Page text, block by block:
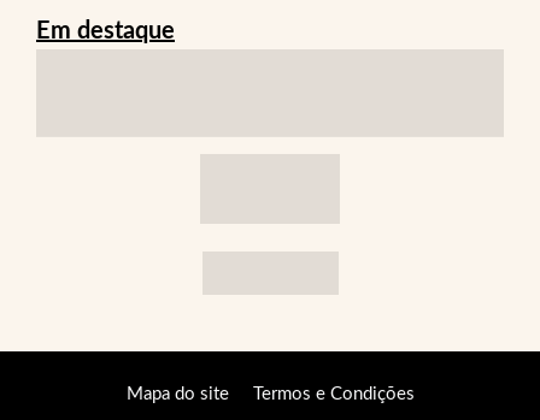
Em destaque
Mapa do site Termos e Condições